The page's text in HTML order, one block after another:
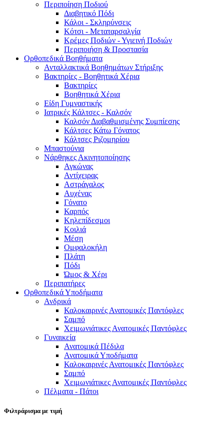
Περιποίηση Ποδιού
Διαβητικό Πόδι
Κάλοι - Σκληρύνσεις
Κότσι - Μεταταρσαλγία
Κρέμες Ποδιών - Υγιεινή Ποδιών
Περιποιήση & Προστασία
Ορθοπεδικά Βοηθήματα
Ανταλλακτικά Βοηθημάτων Στήριξης
Βακτηρίες - Βοηθητικά Χέρια
Βακτηρίες
Βοηθητικά Χέρια
Είδη Γυμναστικής
Ιατρικές Κάλτσες - Καλσόν
Καλσόν Διαβαθμισμένης Συμπίεσης
Κάλτσες Κάτω Γόνατος
Κάλτσες Ριζομηρίου
Μπαστούνια
Νάρθηκες Ακινητοποίησης
Αγκώνας
Αντίχειρας
Αστράγαλος
Αυχένας
Γόνατο
Καρπός
Κηλεπίδεσμοι
Κοιλιά
Μέση
Ομφαλοκήλη
Πλάτη
Πόδι
Ώμος & Χέρι
Περιπατήρες
Ορθοπεδικά Υποδήματα
Ανδρικά
Καλοκαιρινές Ανατομικές Παντόφλες
Σαμπό
Χειμωνιάτικες Ανατομικές Παντόφλες
Γυναικεία
Ανατομικά Πέδιλα
Ανατομικά Υποδήματα
Καλοκαιρινές Ανατομικές Παντόφλες
Σαμπό
Χειμωνιάτικες Ανατομικές Παντόφλες
Πέλματα - Πάτοι
Φιλτράρισμα με τιμή